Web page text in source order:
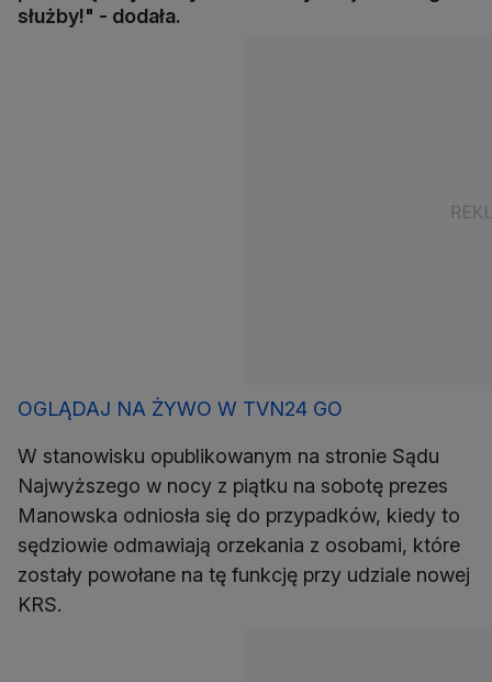
służby!" - dodała.
OGLĄDAJ NA ŻYWO W TVN24 GO
W stanowisku opublikowanym na stronie Sądu
Najwyższego w nocy z piątku na sobotę prezes
Manowska odniosła się do przypadków, kiedy to
sędziowie odmawiają orzekania z osobami, które
zostały powołane na tę funkcję przy udziale nowej
KRS.